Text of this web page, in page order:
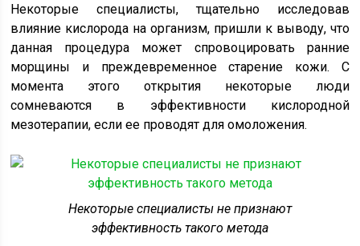
Некоторые специалисты, тщательно исследовав
влияние кислорода на организм, пришли к выводу, что
данная процедура может спровоцировать ранние
морщины и преждевременное старение кожи. С
момента этого открытия некоторые люди
сомневаются в эффективности кислородной
мезотерапии, если ее проводят для омоложения.
Некоторые специалисты не признают
эффективность такого метода